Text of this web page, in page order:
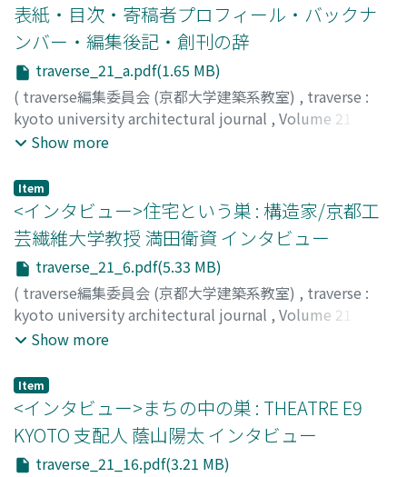
表紙・目次・寄稿者プロフィール・バックナ
ンバー・編集後記・創刊の辞
traverse_21_a.pdf(1.65 MB)
( traverse編集委員会 (京都大学建築系教室) , traverse :
kyoto university architectural journal , Volume 21
2021)
Show more
Item
<インタビュー>住宅という巣 : 構造家/京都工
芸繊維大学教授 満田衛資 インタビュー
traverse_21_6.pdf(5.33 MB)
( traverse編集委員会 (京都大学建築系教室) , traverse :
kyoto university architectural journal , Volume 21
2021,pp.6-15
Show more
Item
<インタビュー>まちの中の巣 : THEATRE E9
KYOTO 支配人 蔭山陽太 インタビュー
traverse_21_16.pdf(3.21 MB)